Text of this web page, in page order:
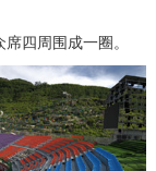
四周围成一圈。